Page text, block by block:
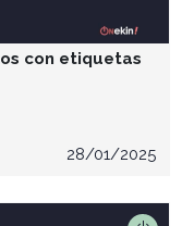
con etiquetas
28/01/2025